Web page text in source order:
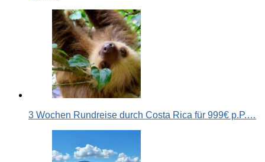
3 Wochen Rundreise durch Costa Rica für 999€ p.P.…